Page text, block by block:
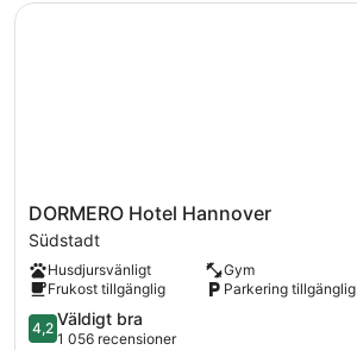
DORMERO
Hotel
Hannover
Südstadt
DORMERO Hotel Hannover
Südstadt
Husdjursvänligt
Gym
Frukost tillgänglig
Parkering tillgänglig
4.2
av
4,2 Väldigt bra
1 056 recensioner
DORMERO Hotel Hannover